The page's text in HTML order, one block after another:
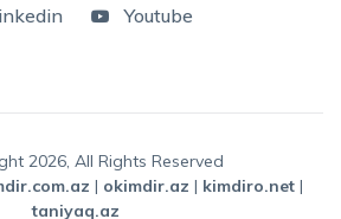
Youtube
2026, All Rights Reserved
| okimdir.az | kimdiro.net |
taniyaq.az